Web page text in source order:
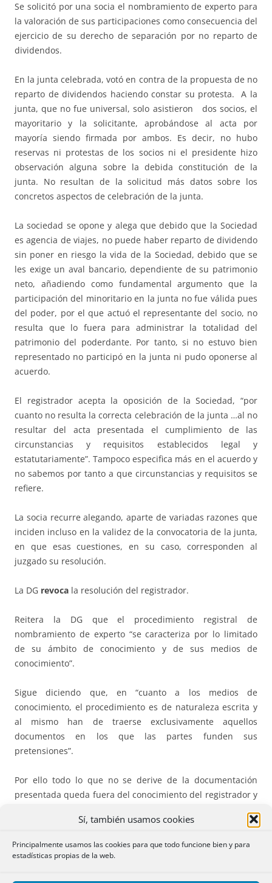
Sí, también usamos cookies
Principalmente usamos las cookies para que todo funcione bien y para
estadísticas propias de la web.
Se solicitó por una socia el nombramiento de experto para
la valoración de sus participaciones como consecuencia del
ejercicio de su derecho de separación por no reparto de
dividendos.
En la junta celebrada, votó en contra de la propuesta de no
reparto de dividendos haciendo constar su protesta. A la
junta, que no fue universal, solo asistieron dos socios, el
mayoritario y la solicitante, aprobándose al acta por
mayoría siendo firmada por ambos. Es decir, no hubo
reservas ni protestas de los socios ni el presidente hizo
observación alguna sobre la debida constitución de la
junta. No resultan de la solicitud más datos sobre los
concretos aspectos de celebración de la junta.
La sociedad se opone y alega que debido que la Sociedad
es agencia de viajes, no puede haber reparto de dividendo
sin poner en riesgo la vida de la Sociedad, debido que se
les exige un aval bancario, dependiente de su patrimonio
neto, añadiendo como fundamental argumento que la
participación del minoritario en la junta no fue válida pues
del poder, por el que actuó el representante del socio, no
resulta que lo fuera para administrar la totalidad del
patrimonio del poderdante. Por tanto, si no estuvo bien
representado no participó en la junta ni pudo oponerse al
acuerdo.
El registrador acepta la oposición de la Sociedad, “por
cuanto no resulta la correcta celebración de la junta …al no
resultar del acta presentada el cumplimiento de las
circunstancias y requisitos establecidos legal y
estatutariamente”. Tampoco especifica más en el acuerdo y
no sabemos por tanto a que circunstancias y requisitos se
refiere.
La socia recurre alegando, aparte de variadas razones que
inciden incluso en la validez de la convocatoria de la junta,
en que esas cuestiones, en su caso, corresponden al
juzgado su resolución.
La DG revoca la resolución del registrador.
Reitera la DG que el procedimiento registral de
nombramiento de experto “se caracteriza por lo limitado
de su ámbito de conocimiento y de sus medios de
conocimiento”.
Sigue diciendo que, en “cuanto a los medios de
conocimiento, el procedimiento es de naturaleza escrita y
al mismo han de traerse exclusivamente aquellos
documentos en los que las partes funden sus
pretensiones”.
Por ello todo lo que no se derive de la documentación
presentada queda fuera del conocimiento del registrador y
En consecuencia, la DG no entra en el análisis de si la